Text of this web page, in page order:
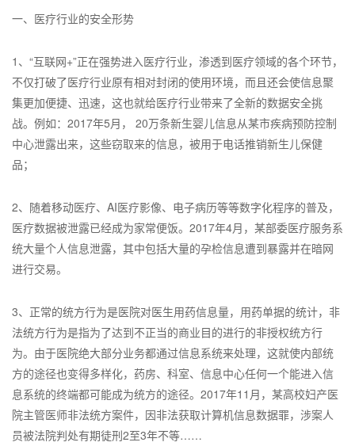
一、医疗行业的安全形势
1、“互联网+”正在强势进入医疗行业，渗透到医疗领域的各个环节，
不仅打破了医疗行业原有相对封闭的使用环境，而且还会使信息聚
集更加便捷、迅速，这也就给医疗行业带来了全新的数据安全挑
战。例如：2017年5月， 20万条新生婴儿信息从某市疾病预防控制
中心泄露出来，这些窃取来的信息，被用于电话推销新生儿保健
品；
2、随着移动医疗、AI医疗影像、电子病历等等数字化程序的普及，
医疗数据被泄露已经成为家常便饭。2017年4月，某部委医疗服务系
统大量个人信息泄露，其中包括大量的孕检信息遭到暴露并在暗网
进行交易。
3、正常的统方行为是医院对医生用药信息量，用药单据的统计，非
法统方行为是指为了达到不正当的商业目的进行的非授权统方行
为。由于医院绝大部分业务都通过信息系统来处理，这就使内部统
方的途径也变得多样化，药房、科室、信息中心任何一个能进入信
息系统的终端都可能成为统方的途径。2017年11月，某高校妇产医
院主管医师非法统方案件，因非法获取计算机信息数据罪，涉案人
员被法院判处有期徒刑2至3年不等……